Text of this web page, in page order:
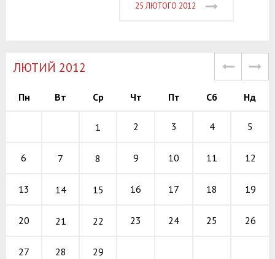
25 ЛЮТОГО 2012
ЛЮТИЙ 2012
Пн Вт Ср Чт Пт Сб Нд
1 2 3 4 5
6 7 8 9 10 11 12
13 14 15 16 17 18 19
20 21 22 23 24 25 26
27 28 29